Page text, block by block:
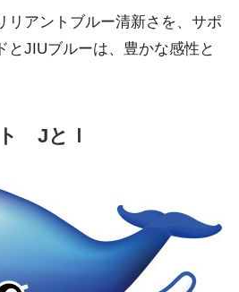
リアントブルー清新さを、サポ
とJIUブルーは、豊かな感性と
JとＩ